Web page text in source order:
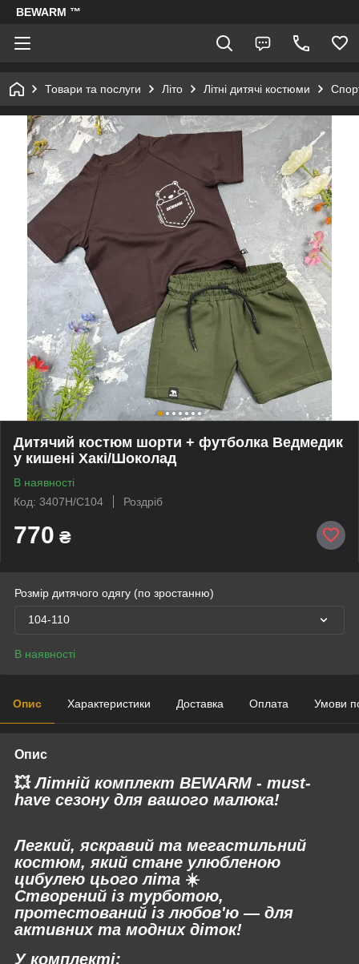
BEWARM ™
Товари та послуги Літо Літні дитячі костюми
Дитячий костюм шорти + футболка Ведмедик
у кишені Хакі/Шоколад
В наявності
Код: 3407H/C104
Роздріб
770 ₴
Розмір дитячого одягу (по зростанню)
104-110
В наявності
Опис Характеристики Доставка Оплата Умови
Опис
💥Літній комплект BEWARM - must-
have сезону для вашого малюка!
Легкий, яскравий та мегастильний
костюм, який стане улюбленою
цибулею цього літа ☀️
Створений із турботою,
протестований із любов'ю — для
активних та модних діток!
У комплекті: